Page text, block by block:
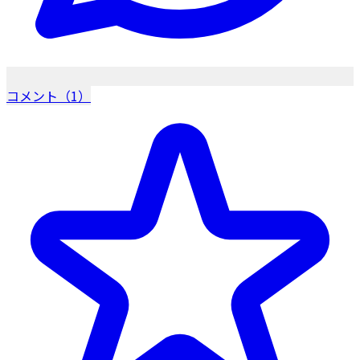
コメント（1）